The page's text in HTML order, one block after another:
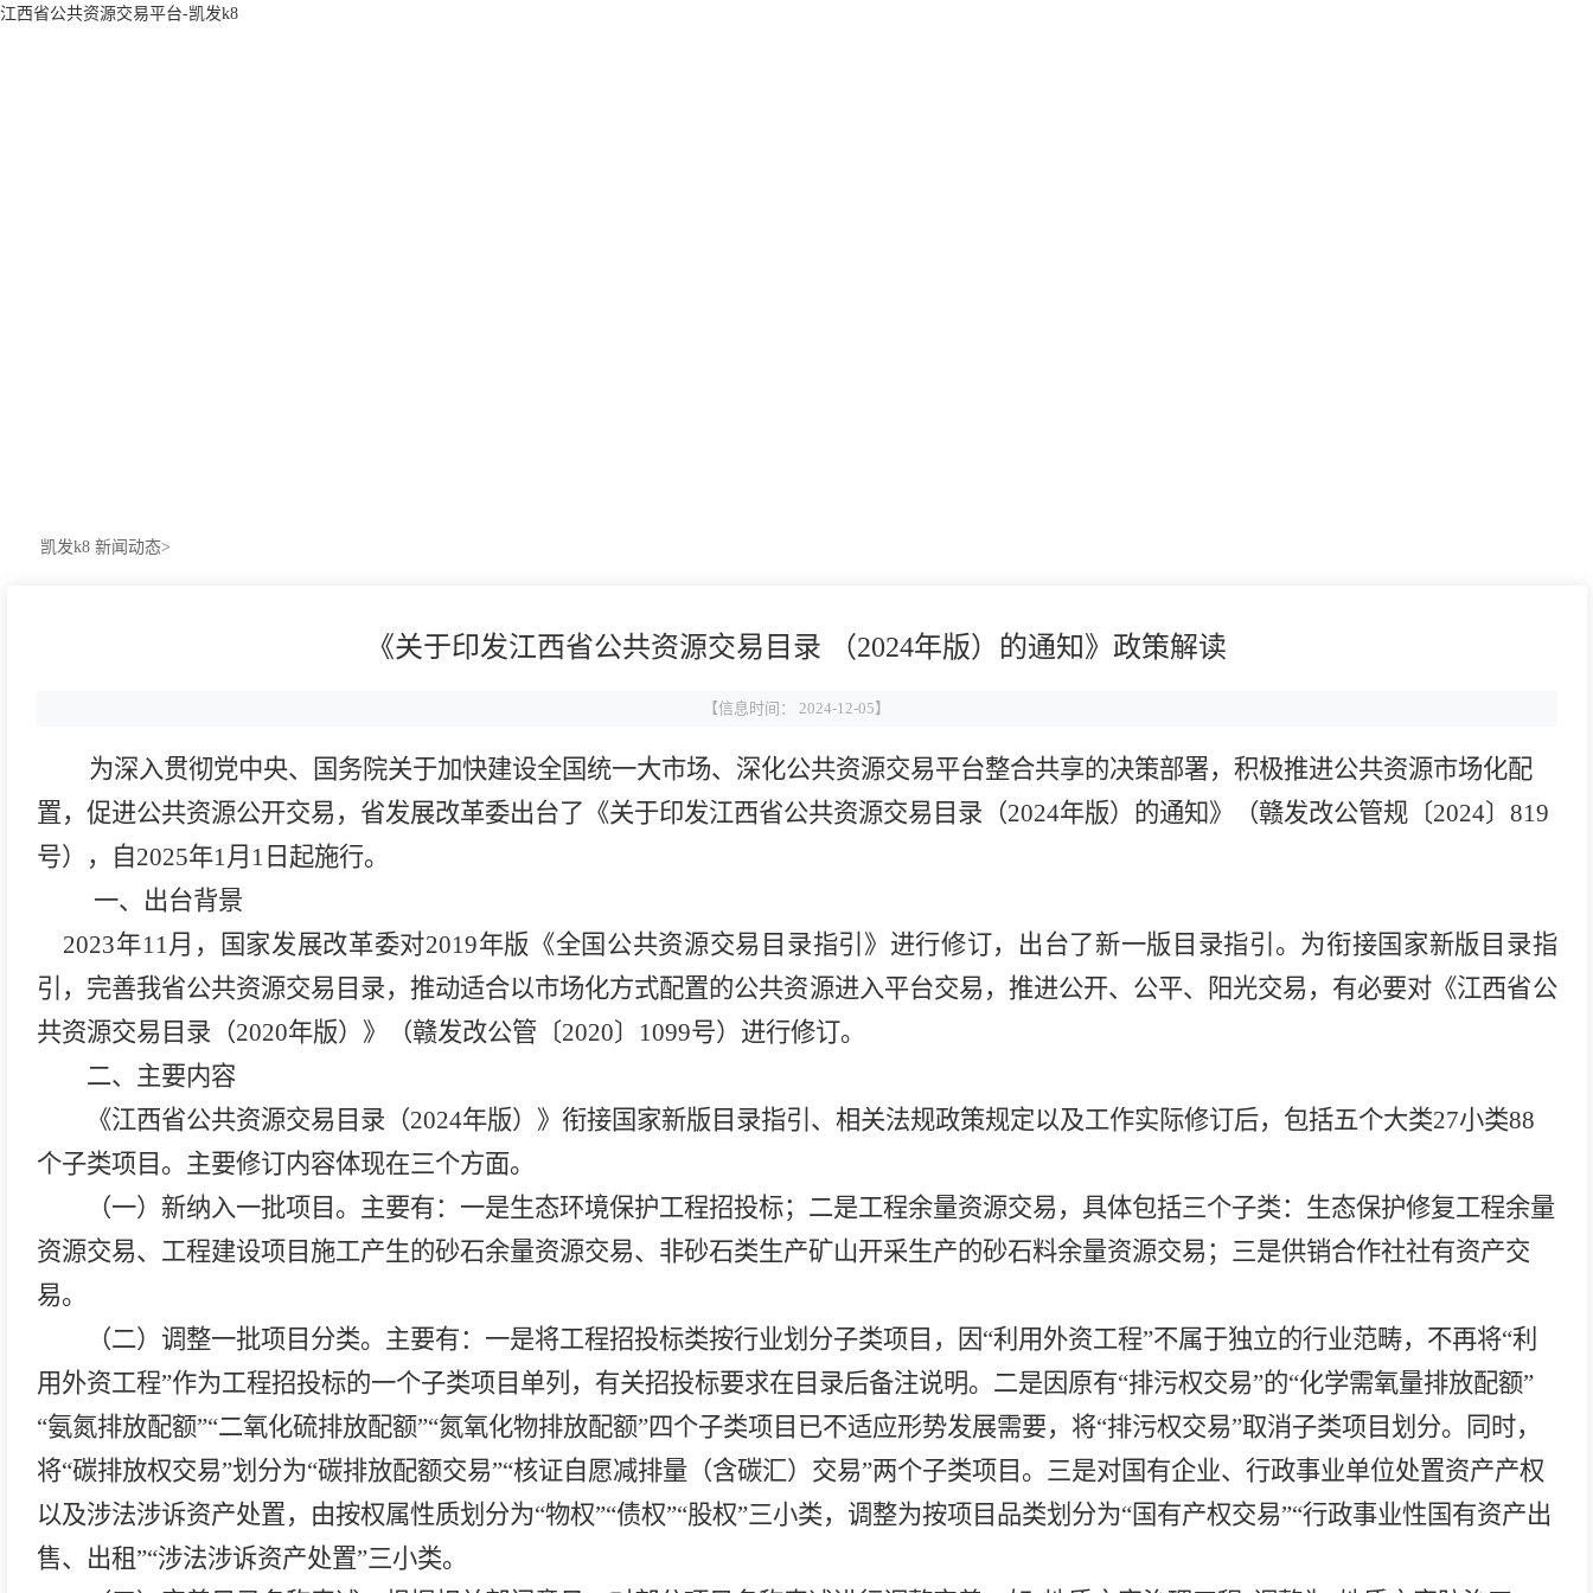
江西省公共资源交易平台-凯发k8
凯发k8 新闻动态>
《关于印发江西省公共资源交易目录 （2024年版）的通知》政策解读
【信息时间： 2024-12-05】
为深入贯彻党中央、国务院关于加快建设全国统一大市场、深化公共资源交易平台整合共享的决策部署， 积极推进公共资源市场化配
置， 促进公共资源公开交易，省发展改革委出台了 《关于印发江西省公共资源交易目录（2024年版）的通知》 （赣发改公管规〔2024〕 819
号），
自2025年1月 1 日起施行。
一、出台背景
2023年11月，国家发展改革委对2019年版《全国公共资源交易目录指引》进行修订，出台了新一版 目录指引。为衔接国家新版目录指
引，完善我省公共资源交易目录，推动适合以市场化方式配置的公共资源进入平台交易，推进公开、公平、阳光交易，有必要对 《江西省公
共资源交易目录（2020年版） 》 （赣发改公管〔2020〕1099号） 进行修订。
二、主要内容
《江西省公共资源交易目录（2024年版） 》 衔接国家新版目录指引、相关法规政策规定以及工作实际修订后，包括五个大类27小类88
个子类项目。主要修订内容体现在三个方面。
（一）新纳入一批项目。 主要有： 一是生态环境保护工程招投标； 二是工程余量资源交易，具体包括三个子类：生态保护修复工程余量
资源交易、工程建设项目施工产生的砂石余量资源交易、非砂石类生产矿山开采生产的砂石料余量资源交易； 三是供销合作社社有资产交
易。
（二）调整一批项目分类。 主要有： 一是将工程招投标类按行业划分子类项目，因 “利用外资工程”不属于独立的行业范畴，不再将“利
用外资工程”作为工程招投标的一个子类项目单列，有关招投标要求在目录后备注说明。 二是 因原有“排污权交易”的“化学需氧量排放配额”
“氨氮排放配额”“二氧化硫排放配额”“氮氧化物排放配额”四个子类项目 已不适应形势发展需要， 将“排污权交易”取消子类项目划分。同时，
将“碳排放权交易”划分为“碳排放配额交易”“核证自愿减排量（含碳汇）交易”两个子类项目。 三是对国有企业、行政事业单位处置资产产权
以及涉法涉诉资产处置，由按权属性质划分为“物权”“债权”“股权”三小类，调整为按项目品类划分为“国有产权交易”“行政事业性国有资产出
售、出租”“涉法涉诉资产处置”三小类。